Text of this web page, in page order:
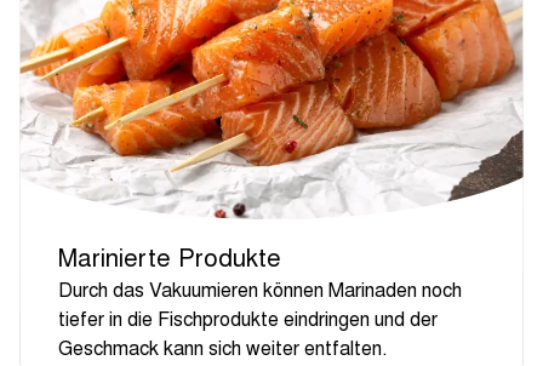
Marinierte Produkte
Durch das Vakuumieren können Marinaden noch
tiefer in die Fischprodukte eindringen und der
Geschmack kann sich weiter entfalten.